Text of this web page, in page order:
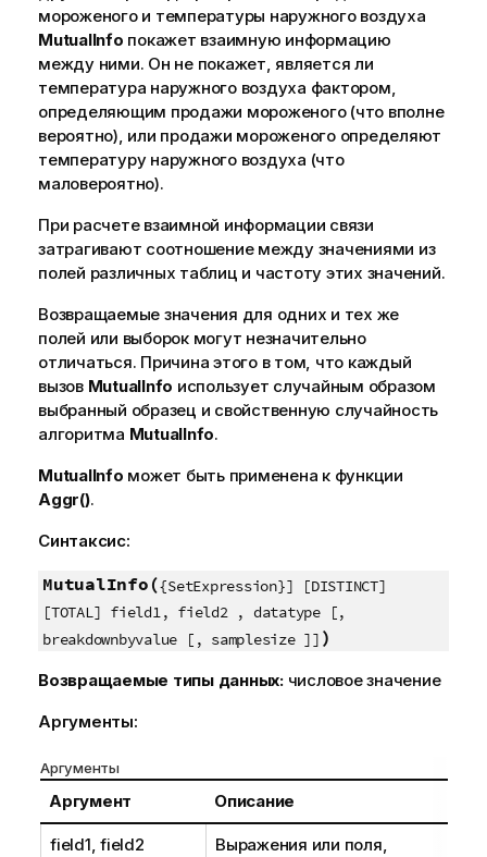
мороженого и температуры наружного воздуха
MutualInfo покажет взаимную информацию
между ними. Он не покажет, является ли
температура наружного воздуха фактором,
определяющим продажи мороженого (что вполне
вероятно), или продажи мороженого определяют
температуру наружного воздуха (что
маловероятно).
При расчете взаимной информации связи
затрагивают соотношение между значениями из
полей различных таблиц и частоту этих значений.
Возвращаемые значения для одних и тех же
полей или выборок могут незначительно
отличаться. Причина этого в том, что каждый
вызов MutualInfo использует случайным образом
выбранный образец и свойственную случайность
алгоритма MutualInfo.
MutualInfo может быть применена к функции
Aggr().
Синтаксис:
MutualInfo({SetExpression}] [DISTINCT]
[TOTAL] field1, field2 , datatype [,
breakdownbyvalue [, samplesize ]] )
Возвращаемые типы данных: числовое значение
Аргументы:
Аргументы
Аргумент Описание
field1, field2
Выражения или поля,